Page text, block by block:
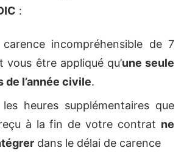
:
incompréhensible de 7
vous être appliqué qu’une seule
de l’année civile.
heures supplémentaires que
à la fin de votre contrat ne
dans le délai de carence